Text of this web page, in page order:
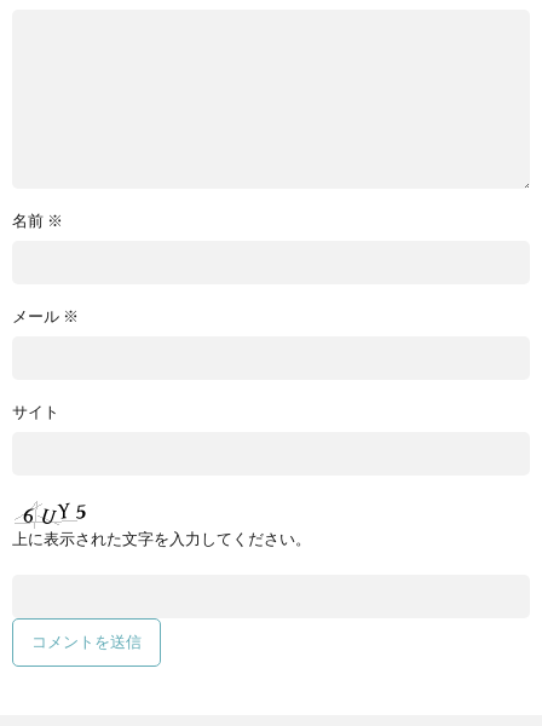
名前 ※
メール ※
サイト
上に表示された文字を入力してください。